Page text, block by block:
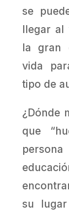
se
llegar al
la gran
vida
tipo de
¿Dónde
que
su